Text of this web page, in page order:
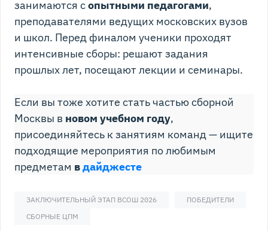
занимаются сопытными педагогами,
преподавателями ведущих московских вузов
и школ. Перед финалом ученики проходят
интенсивные сборы: решают задания
прошлых лет, посещают лекции и семинары.
Если вы тоже хотите стать частью сборной
Москвы в новом учебном году,
присоединяйтесь к занятиям команд — ищите
подходящие мероприятия по любимым
предметам вдайджесте
ЗАКЛЮЧИТЕЛЬНЫЙ ЭТАП ВСОШ 2026
ПОБЕДИТЕЛИ
СБОРНЫЕ ЦПМ